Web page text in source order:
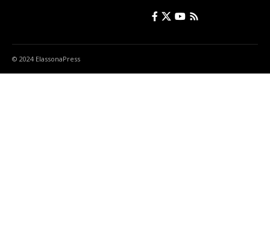
© 2024 ElassonaPress